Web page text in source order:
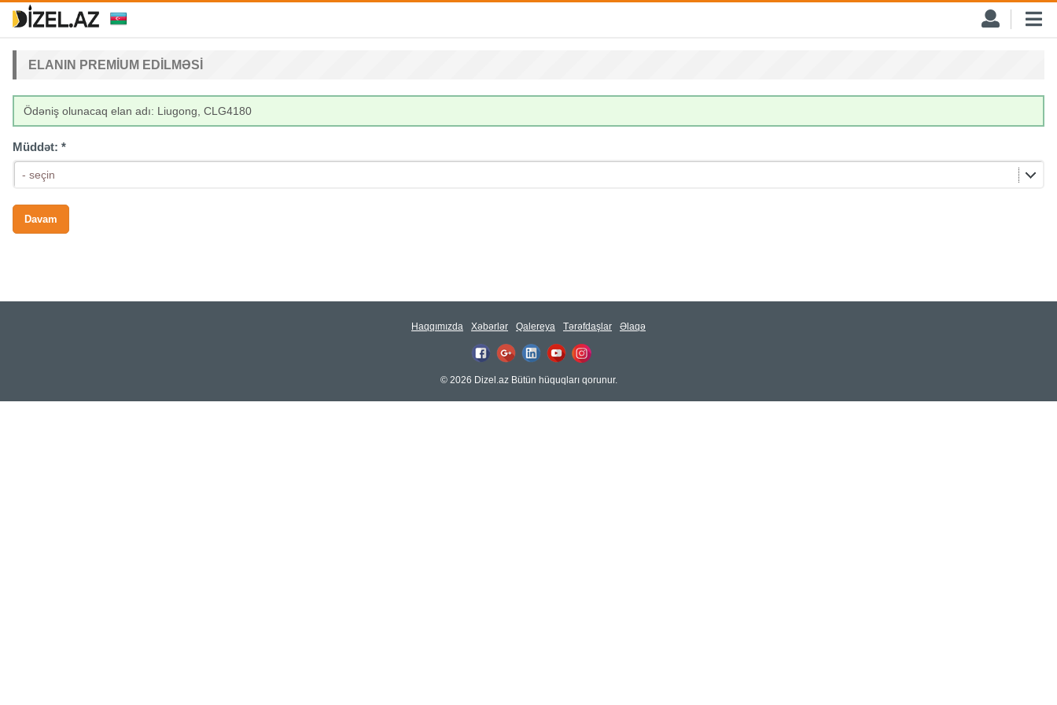
ELANIN PREMIUM EDILMƏSI
Ödəniş olunacaq elan adı: Liugong, CLG4180
Müddət: *
- seçin
Haqqımızda Xəbərlər Qalereya Tərəfdaşlar Əlaqə
© 2026 Dizel.az Bütün hüquqları qorunur.